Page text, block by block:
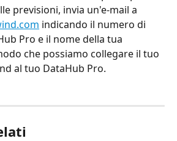
previsioni, invia un'e-mail a
indicando il numero di
Pro e il nome della tua
che possiamo collegare il tuo
al tuo DataHub Pro.